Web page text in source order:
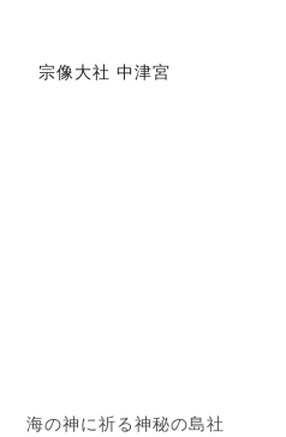
宗像大社 中津宮
海の神に祈る神秘の島社